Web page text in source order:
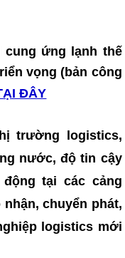
ứng lạnh thế
vọng (bản công
ĐÂY
trường logistics,
nước, độ tin cậy
tại các cảng
chuyển phát,
logistics mới